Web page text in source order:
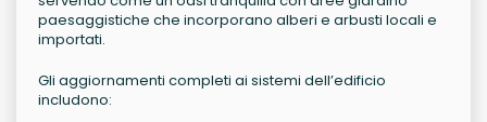
paesaggistiche che incorporano alberi e arbusti locali e
importati.
Gli aggiornamenti completi ai sistemi dell’edificio
includono: